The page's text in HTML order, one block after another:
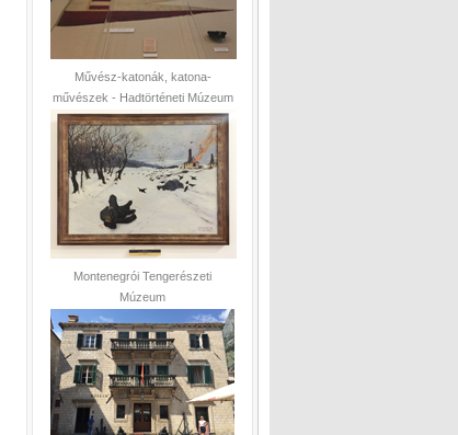
Művész-katonák, katona-
művészek - Hadtörténeti Múzeum
Montenegrói Tengerészeti
Múzeum